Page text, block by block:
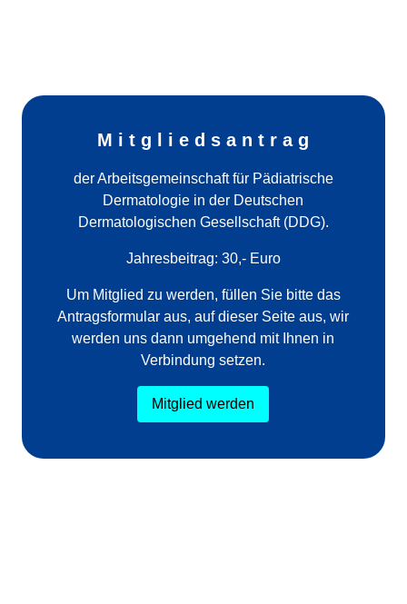
M i t g l i e d s a n t r a g
der Arbeitsgemeinschaft für Pädiatrische
Dermatologie in der Deutschen
Dermatologischen Gesellschaft (DDG).
Jahresbeitrag: 30,- Euro
Um Mitglied zu werden, füllen Sie bitte das
Antragsformular aus, auf dieser Seite aus, wir
werden uns dann umgehend mit Ihnen in
Verbindung setzen.
Mitglied werden